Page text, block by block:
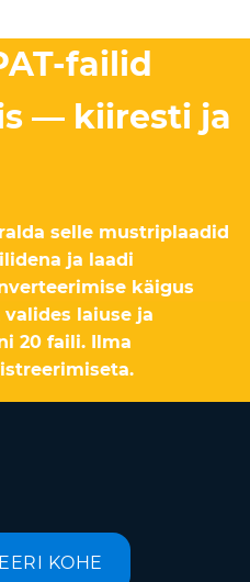
failid
— kiiresti ja
selle mustriplaadid
ja laadi
käigus
laiuse ja
20 faili. Ilma
KOHE